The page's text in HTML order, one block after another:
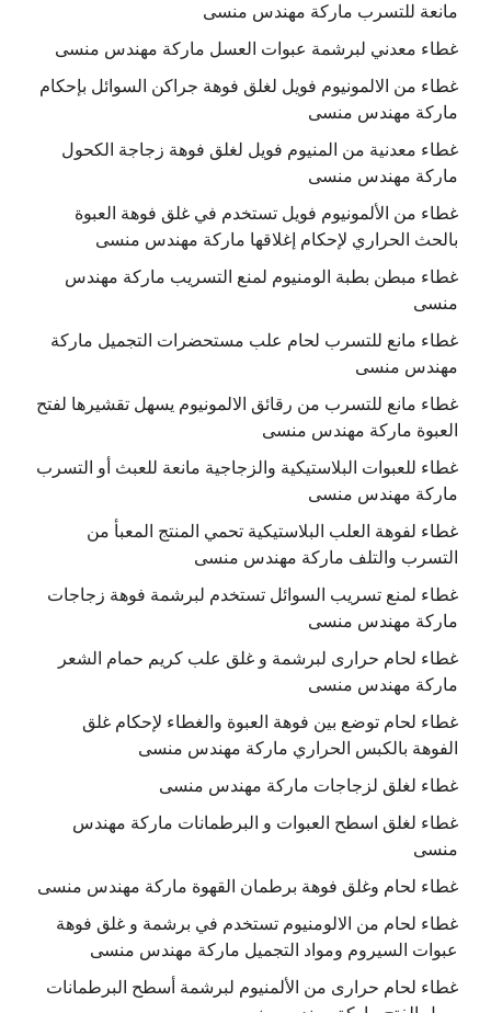
مانعة للتسرب ماركة مهندس منسى
غطاء معدني لبرشمة عبوات العسل ماركة مهندس منسى
غطاء من الالمونيوم فويل لغلق فوهة جراكن السوائل بإحكام
ماركة مهندس منسى
غطاء معدنية من المنيوم فويل لغلق فوهة زجاجة الكحول
ماركة مهندس منسى
غطاء من الألمونيوم فويل تستخدم في غلق فوهة العبوة
بالحث الحراري لإحكام إغلاقها ماركة مهندس منسى
غطاء مبطن بطبة الومنيوم لمنع التسريب ماركة مهندس
منسى
غطاء مانع للتسرب لحام علب مستحضرات التجميل ماركة
مهندس منسى
غطاء مانع للتسرب من رقائق الالمونيوم يسهل تقشيرها لفتح
العبوة ماركة مهندس منسى
غطاء للعبوات البلاستيكية والزجاجية مانعة للعبث أو التسرب
ماركة مهندس منسى
غطاء لفوهة العلب البلاستيكية تحمي المنتج المعبأ من
التسرب والتلف ماركة مهندس منسى
غطاء لمنع تسريب السوائل تستخدم لبرشمة فوهة زجاجات
ماركة مهندس منسى
غطاء لحام حرارى لبرشمة و غلق علب كريم حمام الشعر
ماركة مهندس منسى
غطاء لحام توضع بين فوهة العبوة والغطاء لإحكام غلق
الفوهة بالكبس الحراري ماركة مهندس منسى
غطاء لغلق لزجاجات ماركة مهندس منسى
غطاء لغلق اسطح العبوات و البرطمانات ماركة مهندس
منسى
غطاء لحام وغلق فوهة برطمان القهوة ماركة مهندس منسى
غطاء لحام من الالومنيوم تستخدم في برشمة و غلق فوهة
عبوات السيروم ومواد التجميل ماركة مهندس منسى
غطاء لحام حرارى من الألمنيوم لبرشمة أسطح البرطمانات